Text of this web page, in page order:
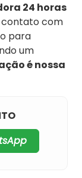
24 horas
contato com
para
um
é nossa